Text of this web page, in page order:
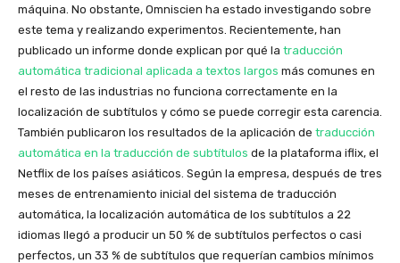
máquina. No obstante, Omniscien ha estado investigando sobre
este tema y realizando experimentos. Recientemente, han
publicado un informe donde explican por qué la traducción
automática tradicional aplicada a textos largos más comunes en
el resto de las industrias no funciona correctamente en la
localización de subtítulos y cómo se puede corregir esta carencia.
También publicaron los resultados de la aplicación de traducción
automática en la traducción de subtítulos de la plataforma iflix, el
Netflix de los países asiáticos. Según la empresa, después de tres
meses de entrenamiento inicial del sistema de traducción
automática, la localización automática de los subtítulos a 22
idiomas llegó a producir un 50 % de subtítulos perfectos o casi
perfectos, un 33 % de subtítulos que requerían cambios mínimos